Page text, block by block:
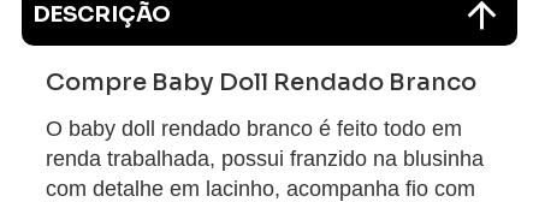
DESCRIÇÃO
Compre Baby Doll Rendado Branco
O baby doll rendado branco é feito todo em
renda trabalhada, possui franzido na blusinha
com detalhe em lacinho, acompanha fio com